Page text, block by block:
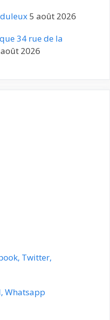
5 août 2026
34 rue de la
2026
Twitter,
Whatsapp